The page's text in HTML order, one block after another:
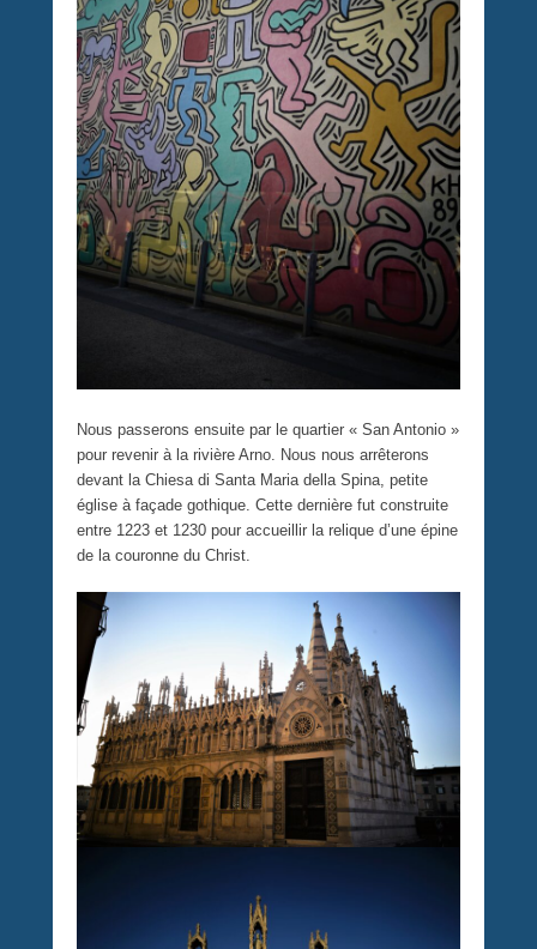
Nous passerons ensuite par le quartier « San Antonio »
pour revenir à la rivière Arno. Nous nous arrêterons
devant la Chiesa di Santa Maria della Spina, petite
église à façade gothique. Cette dernière fut construite
entre 1223 et 1230 pour accueillir la relique d’une épine
de la couronne du Christ.